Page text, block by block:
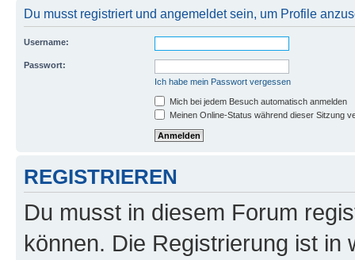
Du musst registriert und angemeldet sein, um Profile
Username:
Passwort:
Ich habe mein Passwort vergessen
Mich bei jedem Besuch automatisch anmelden
Meinen Online-Status während dieser Sitzung
REGISTRIEREN
Du musst in diesem Forum
können. Die Registrierung ist in